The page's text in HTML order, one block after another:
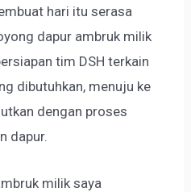
hari itu serasa
dapur ambruk milik
tim DSH terkain
dibutuhkan, menuju ke
dengan proses
dapur.
milik saya